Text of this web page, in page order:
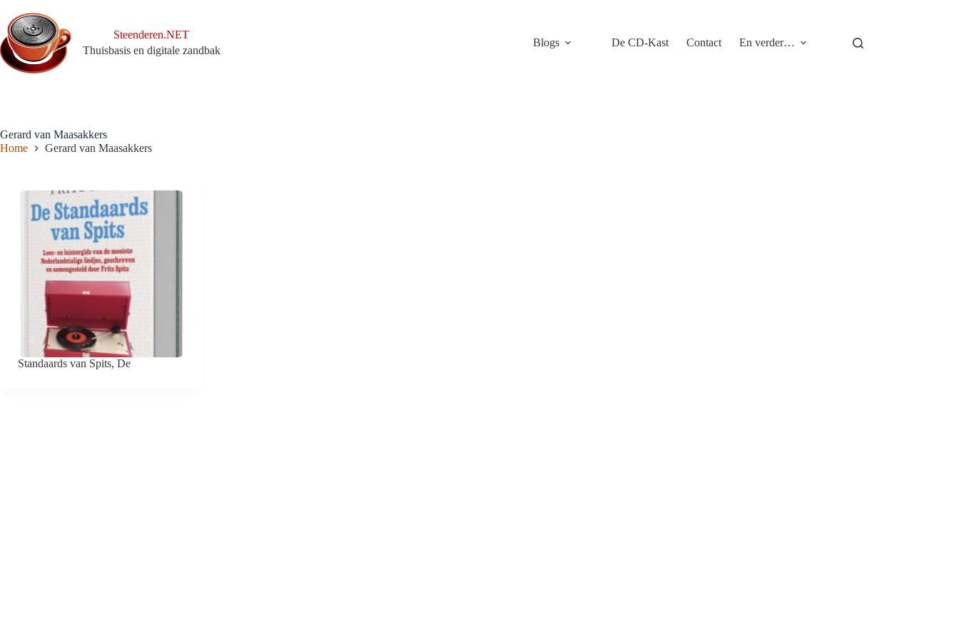
naar
de
inhoud
Steenderen.NET
Thuisbasis en digitale zandbak
Blogs De CD-Kast Contact En verder…
Gerard van Maasakkers
Home
Gerard van Maasakkers
Standaards van Spits, De